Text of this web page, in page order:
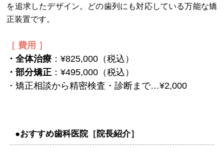
を追求したデザイン。どの歯列にも対応している万能な矯
正装置です。
［ 費用 ］
・全体治療 ：¥825,000（税込）
・部分矯正 ：¥495,000（税込）
・矯正相談から精密検査・診断まで…¥2,000
●おすすめ歯科医院［院長紹介］